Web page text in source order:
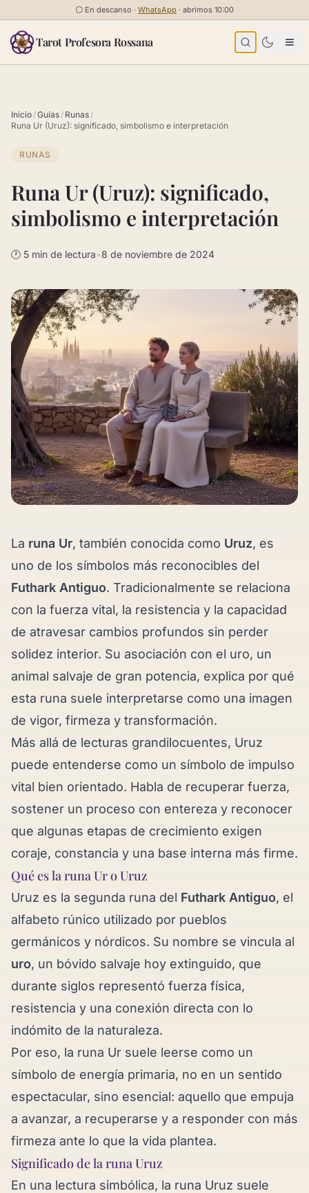
Saltar al contenido
⚪ En descanso · WhatsApp · abrimos 10:00
Tarot Profesora Rossana
Inicio /Guías / Runas /
Runa Ur (Uruz): significado, simbolismo e interpretación
RUNAS
Runa Ur (Uruz): significado,
simbolismo e interpretación
🕐 5 min de lectura•8 de noviembre de 2024
La runa Ur, también conocida como Uruz, es
uno de los símbolos más reconocibles del
Futhark Antiguo. Tradicionalmente se relaciona
con la fuerza vital, la resistencia y la capacidad
de atravesar cambios profundos sin perder
solidez interior. Su asociación con el uro, un
animal salvaje de gran potencia, explica por qué
esta runa suele interpretarse como una imagen
de vigor, firmeza y transformación.
Más allá de lecturas grandilocuentes, Uruz
puede entenderse como un símbolo de impulso
vital bien orientado. Habla de recuperar fuerza,
sostener un proceso con entereza y reconocer
que algunas etapas de crecimiento exigen
coraje, constancia y una base interna más firme.
Qué es la runa Ur o Uruz
Uruz es la segunda runa del Futhark Antiguo, el
alfabeto rúnico utilizado por pueblos
germánicos y nórdicos. Su nombre se vincula al
uro, un bóvido salvaje hoy extinguido, que
durante siglos representó fuerza física,
resistencia y una conexión directa con lo
indómito de la naturaleza.
Por eso, la runa Ur suele leerse como un
símbolo de energía primaria, no en un sentido
espectacular, sino esencial: aquello que empuja
a avanzar, a recuperarse y a responder con más
firmeza ante lo que la vida plantea.
Significado de la runa Uruz
En una lectura simbólica, la runa Uruz suele